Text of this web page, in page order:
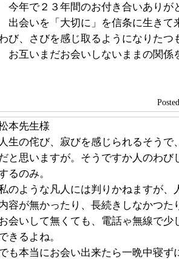
今年で２３年間のお付き合いありが
出会いを「大切に」を信条に生きて
び、さびを感じ取るようになりたつ
お互いまだお会いしないままの関係
本先生様
人生の侘び、寂びを感じられるそう
と思いますが。そうですか人のわび
るのみ。
のような凡人には判りかねますが、
容が無かったり、長続きしなかつた
会いして無くても、電話ゃ無線で少
きるよね。
も本当にお会い出来たら一晩中寝ず